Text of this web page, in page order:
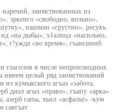
наречий, заимствованных из
эркенго «свободно, вольно»,
пашман «грустно», ресукъ
«на дыбы», х1алица «насильно,
г!ужда «во время», гъансиниб
глаголов в числе непроизводных
имеем целый ряд заимствований
кумыкского агъаз «забота,
диал агыз «право», гъапу «арка»
азерб гапы, хъил «асфальт» -кум
савгъат